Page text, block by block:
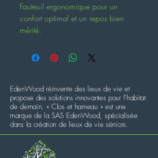
Fauteuil ergonomique pour un
confort optimal et un repos bien
mérité.
EdenWood réinvente des lieux de vie et
propose des solutions innovantes pour l’habitat
de demain. « Clos et hameau » est une
marque de la SAS EdenWood, spécialisée
dans la création de lieux de vie séniors.